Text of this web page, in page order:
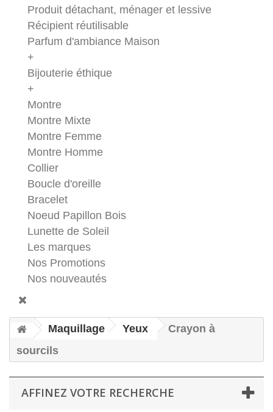
Produit détachant, ménager et lessive
Récipient réutilisable
Parfum d'ambiance Maison
+
Bijouterie éthique
+
Montre
Montre Mixte
Montre Femme
Montre Homme
Collier
Boucle d'oreille
Bracelet
Noeud Papillon Bois
Lunette de Soleil
Les marques
Nos Promotions
Nos nouveautés
Maquillage Yeux
Crayon à
sourcils
AFFINEZ VOTRE RECHERCHE